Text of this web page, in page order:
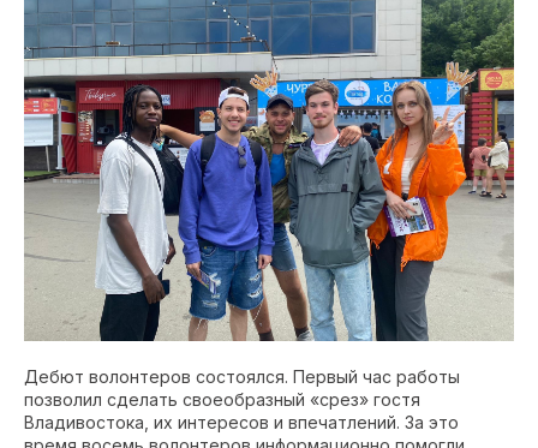
Дебют волонтеров состоялся. Первый час работы
позволил сделать своеобразный «срез» гостя
Владивостока, их интересов и впечатлений. За это